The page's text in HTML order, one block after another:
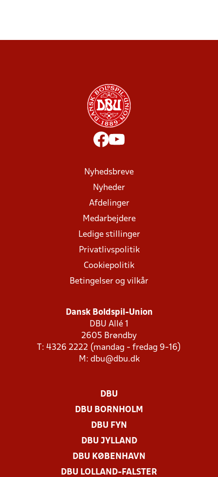
Nyhedsbreve
Nyheder
Afdelinger
Medarbejdere
Ledige stillinger
Privatlivspolitik
Cookiepolitik
Betingelser og vilkår
Dansk Boldspil-Union
DBU Allé 1
2605 Brøndby
T: 4326 2222 (mandag - fredag 9-16)
M: dbu@dbu.dk
DBU
DBU BORNHOLM
DBU FYN
DBU JYLLAND
DBU KØBENHAVN
DBU LOLLAND-FALSTER